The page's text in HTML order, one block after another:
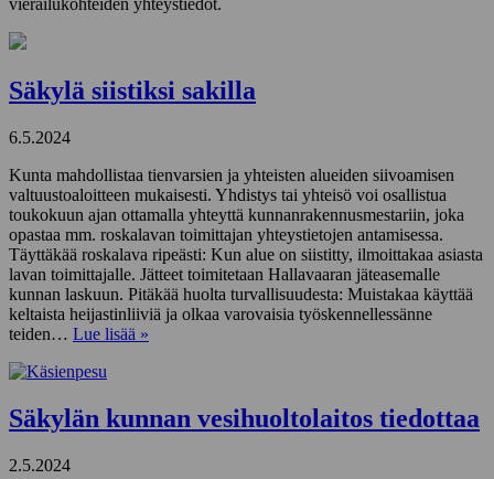
vierailukohteiden yhteystiedot.
Säkylä siistiksi sakilla
6.5.2024
Kunta mahdollistaa tienvarsien ja yhteisten alueiden siivoamisen
valtuustoaloitteen mukaisesti. Yhdistys tai yhteisö voi osallistua
toukokuun ajan ottamalla yhteyttä kunnanrakennusmestariin, joka
opastaa mm. roskalavan toimittajan yhteystietojen antamisessa.
Täyttäkää roskalava ripeästi: Kun alue on siistitty, ilmoittakaa asiasta
lavan toimittajalle. Jätteet toimitetaan Hallavaaran jäteasemalle
kunnan laskuun. Pitäkää huolta turvallisuudesta: Muistakaa käyttää
keltaista heijastinliiviä ja olkaa varovaisia työskennellessänne
teiden… Lue lisää »
Säkylän kunnan vesihuoltolaitos tiedottaa
2.5.2024